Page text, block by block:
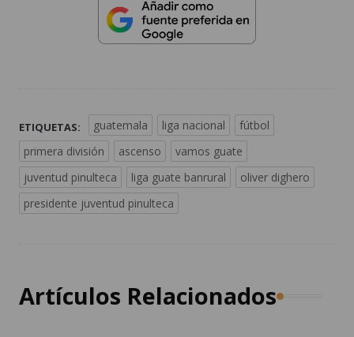
ETIQUETAS: guatemala liga nacional
fútbol
primera división
ascenso
vamos guate
juventud pinulteca
liga guate banrural
oliver dighero
presidente juventud pinulteca
Artículos Relacionados